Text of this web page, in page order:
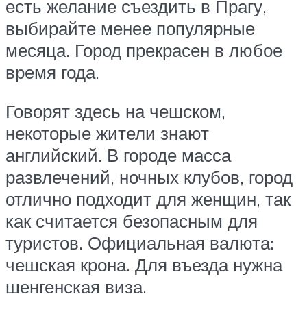
есть желание съездить в Прагу,
выбирайте менее популярные
месяца. Город прекрасен в любое
время года.
Говорят здесь на чешском,
некоторые жители знают
английский. В городе масса
развлечений, ночных клубов, город
отлично подходит для женщин, так
как считается безопасным для
туристов. Официальная валюта:
чешская крона. Для въезда нужна
шенгенская виза.